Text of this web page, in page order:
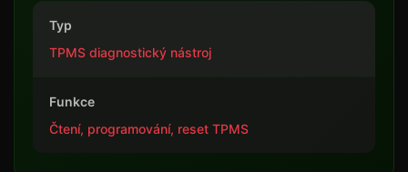
Typ
TPMS diagnostický nástroj
Funkce
Čtení, programování, reset TPMS